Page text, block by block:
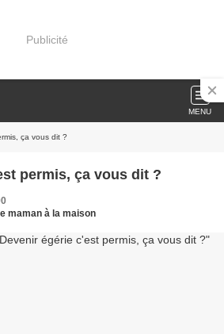
Publicité
MENU
ça vous dit ?
permis, ça vous dit ?
maman à la maison